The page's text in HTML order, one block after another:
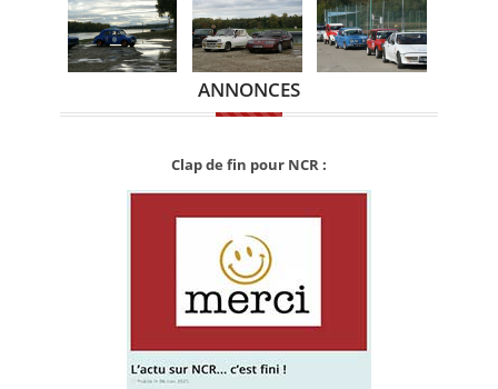
ANNONCES
Clap de fin pour NCR :